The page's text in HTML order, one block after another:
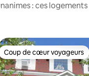
: ces
Coup de cœur voyageurs
Coup de cœur voyageurs